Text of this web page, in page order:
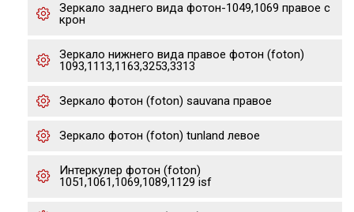
Зеркало заднего вида фотон-1049,1069 правое с
крон
Зеркало нижнего вида правое фотон (foton)
1093,1113,1163,3253,3313
Зеркало фотон (foton) sauvana правое
Зеркало фотон (foton) tunland левое
Интеркулер фотон (foton)
1051,1061,1069,1089,1129 isf